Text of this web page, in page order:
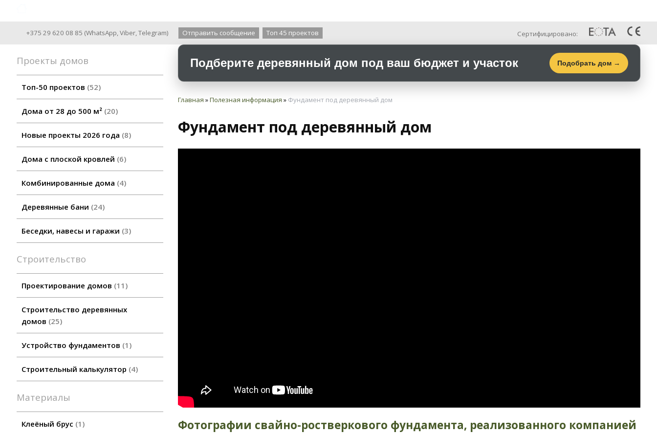
+375 29 620 08 85 (WhatsApp,Viber,Telegram) Отправить сообщение Топ 45 проектов Сертифицировано:
Проекты домов
Топ-50 проектов 52
Дома от 28 до 500 м² 20
Новые проекты 2026 года 8
Дома с плоской кровлей 6
Комбинированные дома 4
Деревянные бани 24
Беседки, навесы и гаражи 3
Строительство
Проектирование домов 11
Строительство деревянных
домов 25
Устройство фундаментов 1
Строительный калькулятор 4
Материалы
Клеёный брус 1
Подберите деревянный дом под ваш бюджет и участок Подобрать дом →
Главная »Полезная информация » Фундамент под деревянный дом
Фундамент под деревянный дом
Фотографии свайно-ростверкового фундамента, реализованного компанией